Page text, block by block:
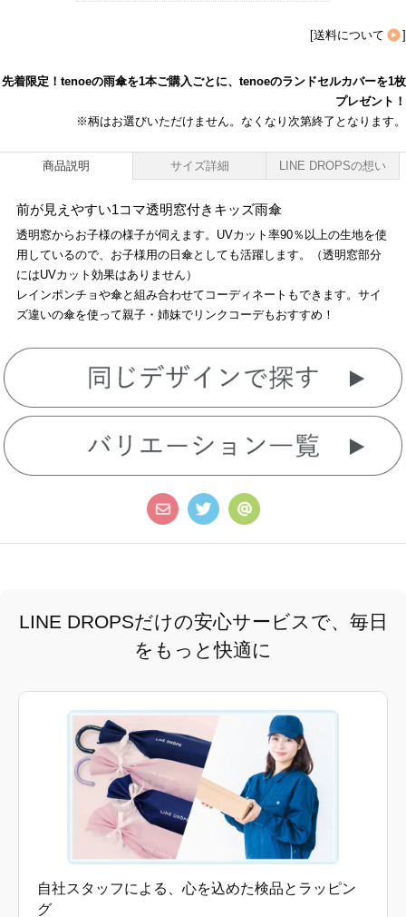
[送料について ]
先着限定！tenoeの雨傘を1本ご購入ごとに、tenoeのランドセルカバーを1枚
プレゼント！
※柄はお選びいただけません。なくなり次第終了となります。
商品説明 サイズ詳細 LINE DROPSの想い
前が見えやすい1コマ透明窓付きキッズ雨傘
透明窓からお子様の様子が伺えます。UVカット率90％以上の生地を使
用しているので、お子様用の日傘としても活躍します。（透明窓部分
にはUVカット効果はありません）
レインポンチョや傘と組み合わせてコーディネートもできます。サイ
ズ違いの傘を使って親子・姉妹でリンクコーデもおすすめ！
LINE DROPSだけの安心サービスで、毎日
をもっと快適に
自社スタッフによる、心を込めた検品とラッピン
グ